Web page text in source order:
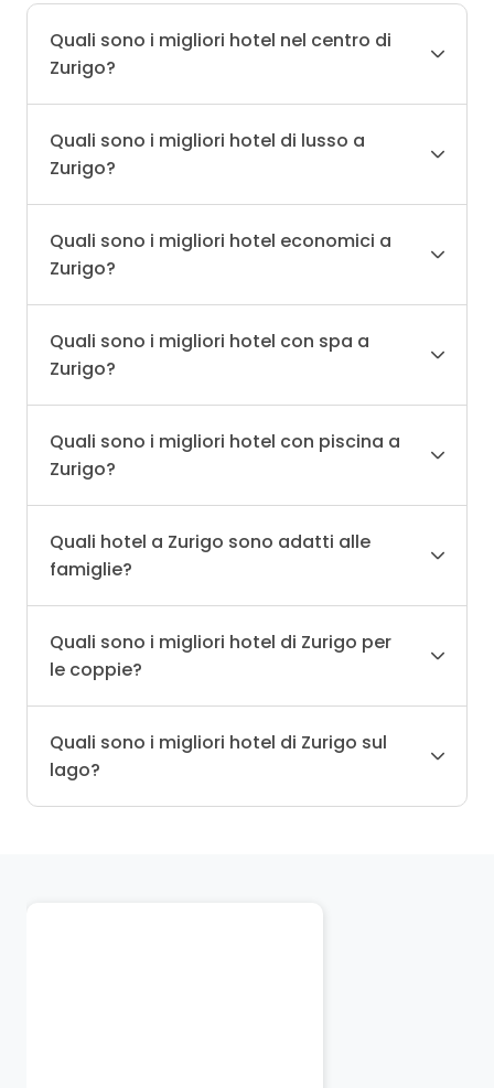
Quali sono i migliori hotel nel centro di
Zurigo?
Quali sono i migliori hotel di lusso a
Zurigo?
Quali sono i migliori hotel economici a
Zurigo?
Quali sono i migliori hotel con spa a
Zurigo?
Quali sono i migliori hotel con piscina a
Zurigo?
Quali hotel a Zurigo sono adatti alle
famiglie?
Quali sono i migliori hotel di Zurigo per
le coppie?
Quali sono i migliori hotel di Zurigo sul
lago?